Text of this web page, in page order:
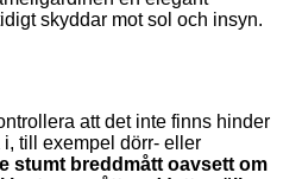
skyddar mot sol och insyn.
att det inte finns hinder
till exempel dörr- eller
stumt breddmått oavsett om